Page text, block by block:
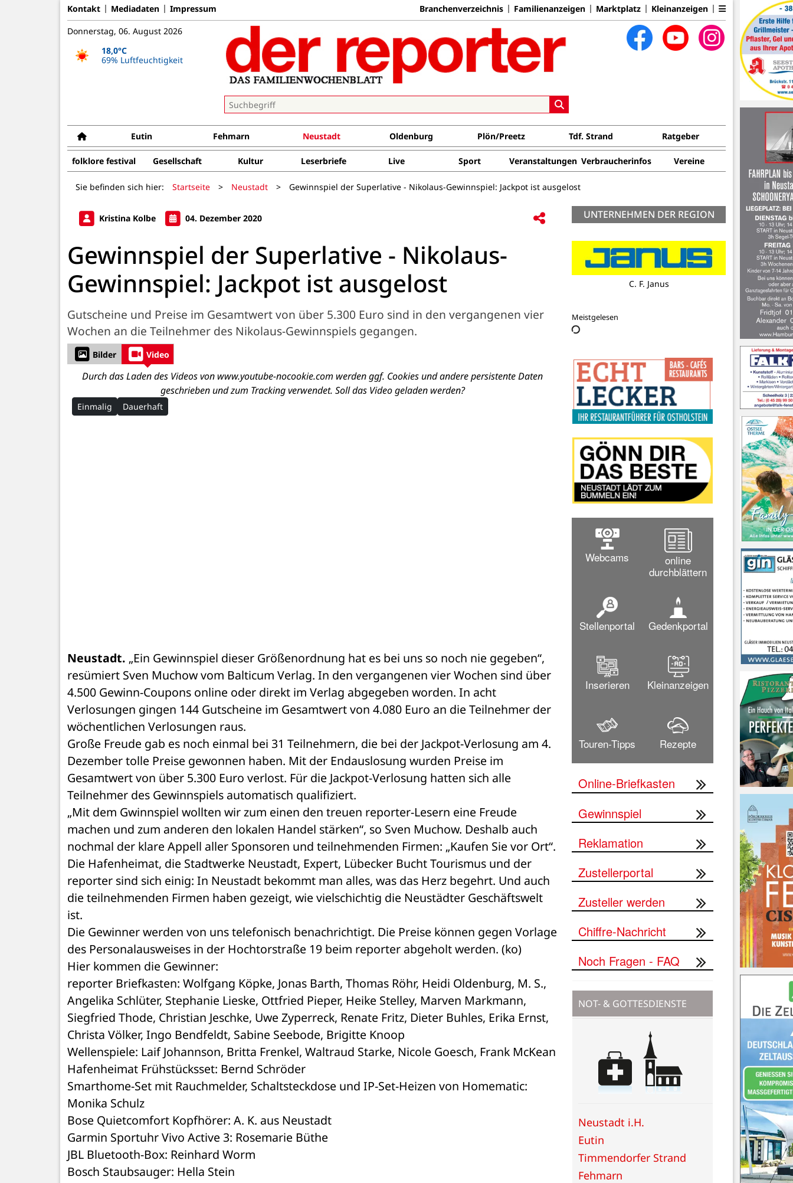
Kontakt Mediadaten Impressum Branchenverzeichnis Familienanzeigen Marktplatz Kleinanzeigen
Donnerstag, 06. August 2026
18,0°C
69% Luftfeuchtigkeit
Eutin Fehmarn Neustadt Oldenburg Plön/Preetz Tdf. Strand Ratgeber
folklore festival Gesellschaft Kultur Leserbriefe Live Sport Veranstaltungen Verbraucherinfos Vereine
Sie befinden sich hier: Startseite > Neustadt > Gewinnspiel der Superlative - Nikolaus-Gewinnspiel: Jackpot ist ausgelost
Kristina Kolbe 04. Dezember 2020
Gewinnspiel der Superlative - Nikolaus-
Gewinnspiel: Jackpot ist ausgelost
Gutscheine und Preise im Gesamtwert von über 5.300 Euro sind in den vergangenen vier
Wochen an die Teilnehmer des Nikolaus-Gewinnspiels gegangen.
Bilder Video
Durch das Laden des Videos von www.youtube-nocookie.com werden ggf. Cookies und andere persistente Daten
geschrieben und zum Tracking verwendet. Soll das Video geladen werden?
Einmalig Dauerhaft
Neustadt. „Ein Gewinnspiel dieser Größenordnung hat es bei uns so noch nie gegeben“,
resümiert Sven Muchow vom Balticum Verlag. In den vergangenen vier Wochen sind über
4.500 Gewinn-Coupons online oder direkt im Verlag abgegeben worden. In acht
Verlosungen gingen 144 Gutscheine im Gesamtwert von 4.080 Euro an die Teilnehmer der
wöchentlichen Verlosungen raus.
Große Freude gab es noch einmal bei 31 Teilnehmern, die bei der Jackpot-Verlosung am 4.
Dezember tolle Preise gewonnen haben. Mit der Endauslosung wurden Preise im
Gesamtwert von über 5.300 Euro verlost. Für die Jackpot-Verlosung hatten sich alle
Teilnehmer des Gewinnspiels automatisch qualifiziert.
„Mit dem Gwinnspiel wollten wir zum einen den treuen reporter-Lesern eine Freude
machen und zum anderen den lokalen Handel stärken“, so Sven Muchow. Deshalb auch
nochmal der klare Appell aller Sponsoren und teilnehmenden Firmen: „Kaufen Sie vor Ort“.
Die Hafenheimat, die Stadtwerke Neustadt, Expert, Lübecker Bucht Tourismus und der
reporter sind sich einig: In Neustadt bekommt man alles, was das Herz begehrt. Und auch
die teilnehmenden Firmen haben gezeigt, wie vielschichtig die Neustädter Geschäftswelt
ist.
Die Gewinner werden von uns telefonisch benachrichtigt. Die Preise können gegen Vorlage
des Personalausweises in der Hochtorstraße 19 beim reporter abgeholt werden. (ko)
Hier kommen die Gewinner:
reporter Briefkasten: Wolfgang Köpke, Jonas Barth, Thomas Röhr, Heidi Oldenburg, M. S.,
Angelika Schlüter, Stephanie Lieske, Ottfried Pieper, Heike Stelley, Marven Markmann,
Siegfried Thode, Christian Jeschke, Uwe Zyperreck, Renate Fritz, Dieter Buhles, Erika Ernst,
Christa Völker, Ingo Bendfeldt, Sabine Seebode, Brigitte Knoop
Wellenspiele: Laif Johannson, Britta Frenkel, Waltraud Starke, Nicole Goesch, Frank McKean
Hafenheimat Frühstücksset: Bernd Schröder
Smarthome-Set mit Rauchmelder, Schaltsteckdose und IP-Set-Heizen von Homematic:
Monika Schulz
Bose Quietcomfort Kopfhörer: A. K. aus Neustadt
Garmin Sportuhr Vivo Active 3: Rosemarie Büthe
JBL Bluetooth-Box: Reinhard Worm
Bosch Staubsauger: Hella Stein
UNTERNEHMEN DER REGION
Meistgelesen
Webcams
online
durchblättern
Stellenportal Gedenkportal
Inserieren Kleinanzeigen
Touren-Tipps Rezepte
Online-Briefkasten
Gewinnspiel
Reklamation
Zustellerportal
Zusteller werden
Chiffre-Nachricht
Noch Fragen - FAQ
NOT- & GOTTESDIENSTE
Neustadt i.H.
Eutin
Timmendorfer Strand
Fehmarn